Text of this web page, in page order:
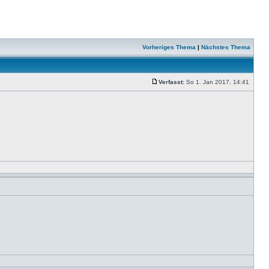
Vorheriges Thema | Nächstes Thema
Verfasst: So 1. Jan 2017, 14:41